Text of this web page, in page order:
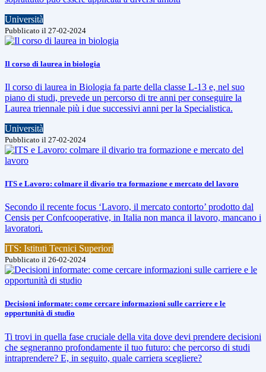
Università
Pubblicato il 27-02-2024
Il corso di laurea in biologia
Il corso di laurea in Biologia fa parte della classe L-13 e, nel suo
piano di studi, prevede un percorso di tre anni per conseguire la
Laurea triennale più i due successivi anni per la Specialistica.
Università
Pubblicato il 27-02-2024
ITS e Lavoro: colmare il divario tra formazione e mercato del lavoro
Secondo il recente focus ‘Lavoro, il mercato contorto’ prodotto dal
Censis per Confcooperative, in Italia non manca il lavoro, mancano i
lavoratori.
ITS: Istituti Tecnici Superiori
Pubblicato il 26-02-2024
Decisioni informate: come cercare informazioni sulle carriere e le
opportunità di studio
Ti trovi in quella fase cruciale della vita dove devi prendere decisioni
che segneranno profondamente il tuo futuro: che percorso di studi
intraprendere? E, in seguito, quale carriera scegliere?